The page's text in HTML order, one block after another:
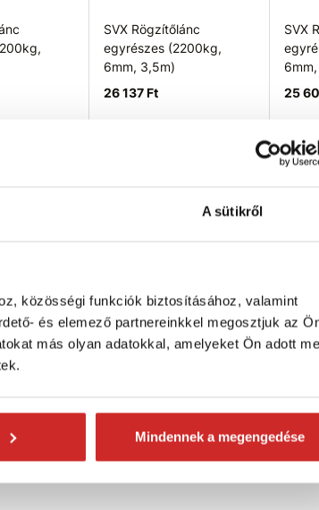
A sütikről
közösségi funkciók biztosításához, valamint
és elemező partnereinkkel megosztjuk az
más olyan adatokkal, amelyeket Ön adott
Mindennek a megengedése
SVX Rögzítőlánc
egyrészes (2200kg,
6mm, 3,5m)
26 137 Ft
SVX
25